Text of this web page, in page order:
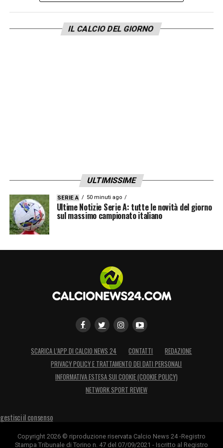
IL CALCIO DEL GIORNO
ULTIMISSIME
SERIE A 50 minuti ago
Ultime Notizie Serie A: tutte le novità del giorno
sul massimo campionato italiano
SCARICA L’APP DI CALCIO NEWS 24 CONTATTI
REDAZIONE
PRIVACY POLICY E TRATTAMENTO DEI DATI PERSONALI
INFORMATIVA ESTESA SUI COOKIE (COOKIE POLICY)
NETWORK SPORT REVIEW
gestisci il consenso
Copyright 2026 © riproduzione riservata Calcio News 24 -Registro
Stampa Tribunale di Torino n. 47 del 07/09/2021 - Iscritto al Registro